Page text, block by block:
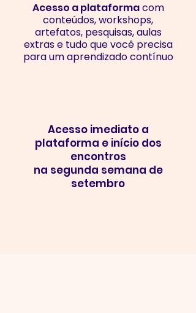
Acesso a plataformacom
conteúdos, workshops,
artefatos, pesquisas, aulas
extras e tudo que você precisa
para um aprendizado contínuo
Acesso imediato a
plataforma e início dos
encontros
na segunda semana de
setembro